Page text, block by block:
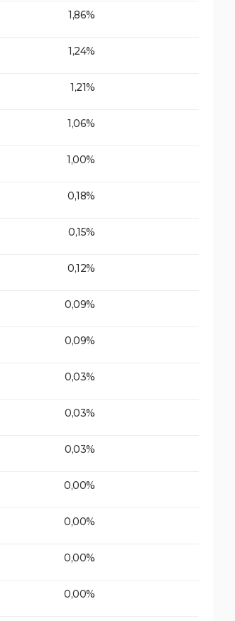
1,86%
1,24%
1,21%
1,06%
1,00%
0,18%
0,15%
0,12%
0,09%
0,09%
0,03%
0,03%
0,03%
0,00%
0,00%
0,00%
0,00%